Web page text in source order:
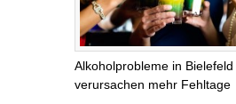
Alkoholprobleme in Bielefeld
verursachen mehr Fehltage